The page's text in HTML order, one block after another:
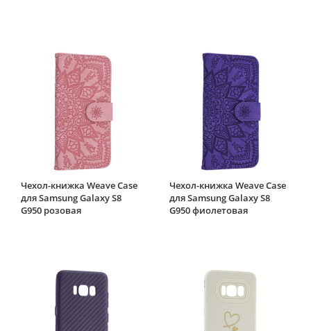
Чехол-книжка Weave Case
для Samsung Galaxy S8
G950 розовая
Чехол-книжка Weave Case
для Samsung Galaxy S8
G950 фиолетовая